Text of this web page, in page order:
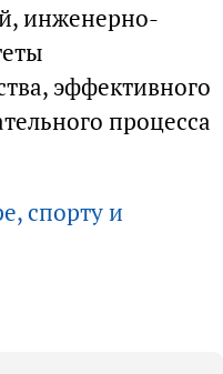
инженерно-
эффективного
процесса
спорту и